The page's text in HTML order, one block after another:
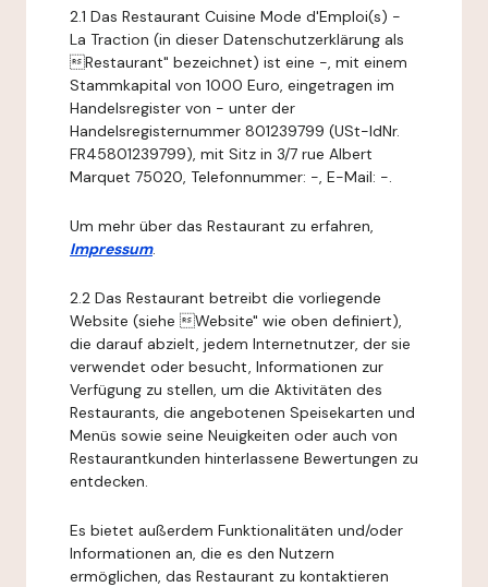
2.1 Das Restaurant Cuisine Mode d'Emploi(s) -
La Traction (in dieser Datenschutzerklärung als
Restaurant" bezeichnet) ist eine -, mit einem
Stammkapital von 1000 Euro, eingetragen im
Handelsregister von - unter der
Handelsregisternummer 801239799 (USt-IdNr.
FR45801239799), mit Sitz in 3/7 rue Albert
Marquet 75020, Telefonnummer: -, E-Mail: -.
Um mehr über das Restaurant zu erfahren,
Impressum.
2.2 Das Restaurant betreibt die vorliegende
Website (siehe Website" wie oben definiert),
die darauf abzielt, jedem Internetnutzer, der sie
verwendet oder besucht, Informationen zur
Verfügung zu stellen, um die Aktivitäten des
Restaurants, die angebotenen Speisekarten und
Menüs sowie seine Neuigkeiten oder auch von
Restaurantkunden hinterlassene Bewertungen zu
entdecken.
Es bietet außerdem Funktionalitäten und/oder
Informationen an, die es den Nutzern
ermöglichen, das Restaurant zu kontaktieren